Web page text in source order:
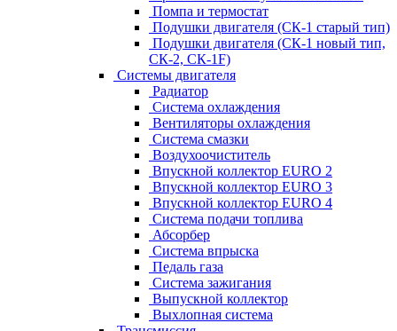
Помпа и термостат
Подушки двигателя (СК-1 старый тип)
Подушки двигателя (СК-1 новый тип,
СК-2, СК-1F)
Системы двигателя
Радиатор
Система охлаждения
Вентиляторы охлаждения
Система смазки
Воздухоочиститель
Впускной коллектор EURO 2
Впускной коллектор EURO 3
Впускной коллектор EURO 4
Система подачи топлива
Абсорбер
Система впрыска
Педаль газа
Система зажигания
Выпускной коллектор
Выхлопная система